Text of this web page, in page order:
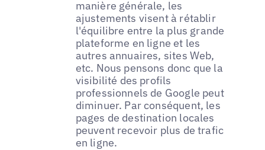
manière générale, les
ajustements visent à rétablir
l'équilibre entre la plus grande
plateforme en ligne et les
autres annuaires, sites Web,
etc. Nous pensons donc que la
visibilité des profils
professionnels de Google peut
diminuer. Par conséquent, les
pages de destination locales
peuvent recevoir plus de trafic
en ligne.